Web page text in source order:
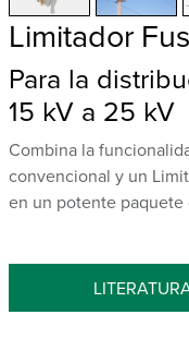
Limitador
Para la
15 kV a 25 kV
Combina la
convencional y un
en un potente